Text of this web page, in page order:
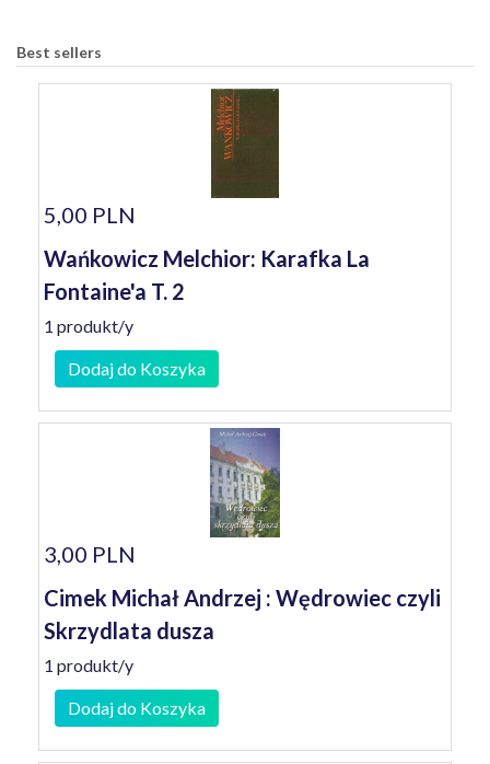
Best sellers
5,00 PLN
Wańkowicz Melchior: Karafka La
Fontaine'a T. 2
1 produkt/y
Dodaj do Koszyka
3,00 PLN
Cimek Michał Andrzej : Wędrowiec czyli
Skrzydlata dusza
1 produkt/y
Dodaj do Koszyka